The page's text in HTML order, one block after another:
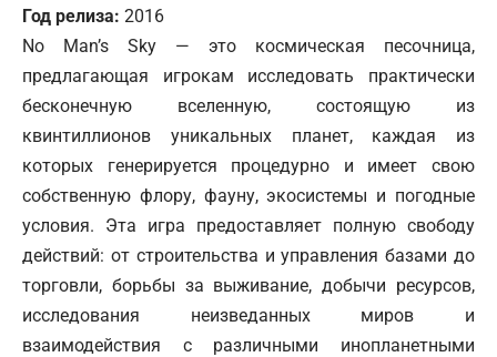
Год релиза: 2016
No Man’s Sky — это космическая песочница,
предлагающая игрокам исследовать практически
бесконечную вселенную, состоящую из
квинтиллионов уникальных планет, каждая из
которых генерируется процедурно и имеет свою
собственную флору, фауну, экосистемы и погодные
условия. Эта игра предоставляет полную свободу
действий: от строительства и управления базами до
торговли, борьбы за выживание, добычи ресурсов,
исследования неизведанных миров и
взаимодействия с различными инопланетными